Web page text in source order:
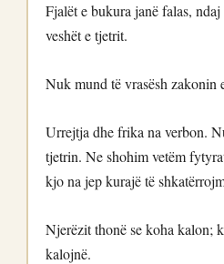
Fjalët e bukura janë falas,
veshët e tjetrit.
Nuk mund të vrasësh zakonin
Urrejtja dhe frika na verbon.
tjetrin. Ne shohim vetëm
kjo na jep kurajë të
Njerëzit thonë se koha kalon;
kalojnë.